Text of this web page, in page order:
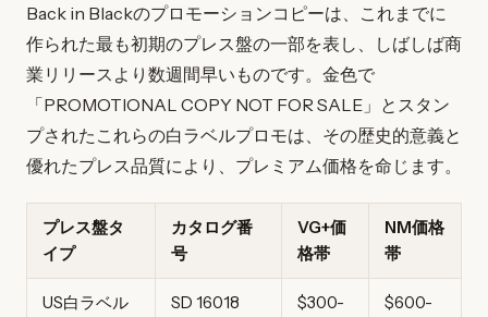
Back in Blackのプロモーションコピーは、これまでに
作られた最も初期のプレス盤の一部を表し、しばしば商
業リリースより数週間早いものです。金色で
「PROMOTIONAL COPY NOT FOR SALE」とスタン
プされたこれらの白ラベルプロモは、その歴史的意義と
優れたプレス品質により、プレミアム価格を命じます。
プレス盤タ
イプ
カタログ番
号
VG+価
格帯
NM価格
帯
US白ラベル
SD 16018
$300-
$600-